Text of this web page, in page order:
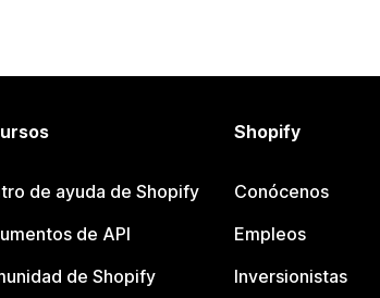
de ayuda de Shopify
de API
de Shopify
Shopify
Conócenos
Empleos
Inversionistas